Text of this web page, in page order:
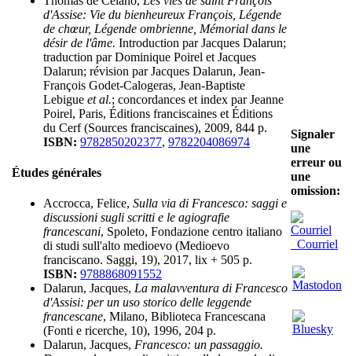
d'Assise: Vie du bienheureux François, Légende
de chœur, Légende ombrienne, Mémorial dans le
désir de l'âme. Introduction par Jacques Dalarun;
traduction par Dominique Poirel et Jacques
Dalarun; révision par Jacques Dalarun, Jean-
François Godet-Calogeras, Jean-Baptiste
Lebigue et al.; concordances et index par Jeanne
Poirel, Paris, Éditions franciscaines et Éditions
du Cerf (Sources franciscaines), 2009, 844 p.
ISBN: 9782850202377, 9782204086974
Études générales
Accrocca, Felice, Sulla via di Francesco: saggi e
discussioni sugli scritti e le agiografie
francescani, Spoleto, Fondazione centro italiano
di studi sull'alto medioevo (Medioevo
franciscano. Saggi, 19), 2017, lix + 505 p.
ISBN: 9788868091552
Dalarun, Jacques, La malavventura di Francesco
d'Assisi: per un uso storico delle leggende
francescane, Milano, Biblioteca Francescana
(Fonti e ricerche, 10), 1996, 204 p.
Dalarun, Jacques, Francesco: un passaggio.
Signaler
une
erreur ou
une
omission:
Courriel